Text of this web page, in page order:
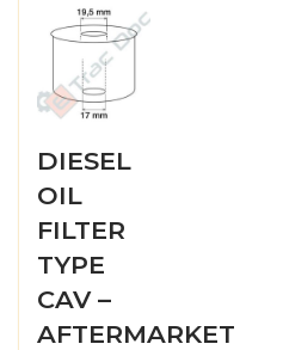
DIESEL
OIL
FILTER
TYPE
CAV –
AFTERMARKET